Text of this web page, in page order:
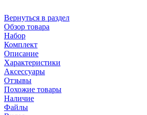
Вернуться в раздел
Обзор товара
Набор
Комплект
Описание
Характеристики
Аксессуары
Отзывы
Похожие товары
Наличие
Файлы